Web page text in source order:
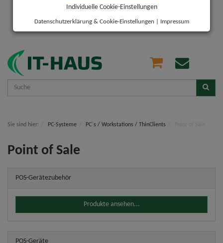
Individuelle Cookie-Einstellungen
Datenschutzerklärung & Cookie-Einstellungen Impressum
Sie sind hier: PC-Systeme PC´s / Workstations / ThinClients
Point of Sale
POS-Gerätezubehör
Produkte ansehen...
POS-Geräte